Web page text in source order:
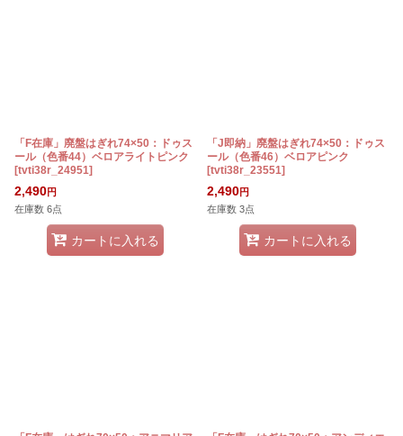
「F在庫」廃盤はぎれ74×50：ドゥス
ール（色番44）ベロアライトピンク
[tvti38r_24951]
2,490円
在庫数 6点
カートに入れる
「J即納」廃盤はぎれ74×50：ドゥス
ール（色番46）ベロアピンク
[tvti38r_23551]
2,490円
在庫数 3点
カートに入れる